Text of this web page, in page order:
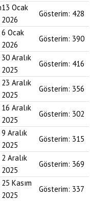
13 Ocak
2026
Gösterim: 428
6 Ocak
2026
Gösterim: 390
30 Aralık
2025
Gösterim: 416
23 Aralık
2025
Gösterim: 356
16 Aralık
2025
Gösterim: 302
9 Aralık
2025
Gösterim: 315
2 Aralık
2025
Gösterim: 369
25 Kasım
2025
Gösterim: 337